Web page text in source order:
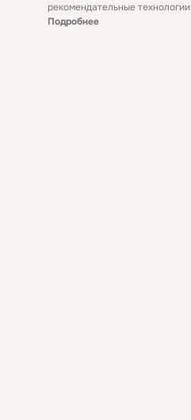
рекомендательные технологии
Подробнее